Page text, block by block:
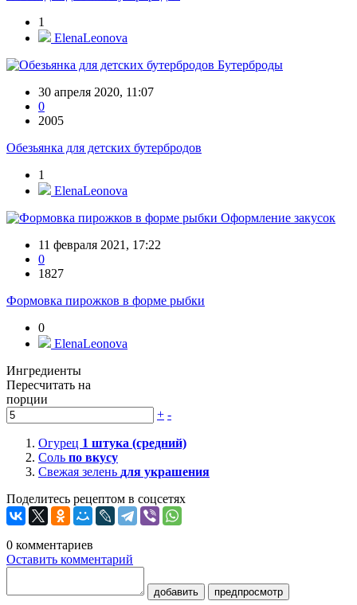
1
ElenaLeonova
Бутерброды
30 апреля 2020, 11:07
0
2005
Обезьянка для детских бутербродов
1
ElenaLeonova
Оформление закусок
11 февраля 2021, 17:22
0
1827
Формовка пирожков в форме рыбки
0
ElenaLeonova
Ингредиенты
Пересчитать на
порции
+ -
Огурец 1 штука (средний)
Соль по вкусу
Свежая зелень для украшения
Поделитесь рецептом в соцсетях
0 комментариев
Оставить комментарий
добавить предпросмотр